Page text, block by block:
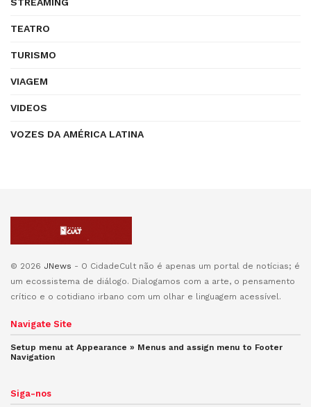
TEATRO
TURISMO
VIAGEM
VIDEOS
VOZES DA AMÉRICA LATINA
© 2026 JNews - O CidadeCult não é apenas um portal de notícias; é
um ecossistema de diálogo. Dialogamos com a arte, o pensamento
crítico e o cotidiano irbano com um olhar e linguagem acessível.
Navigate Site
Setup menu at Appearance » Menus and assign menu to Footer
Navigation
Siga-nos